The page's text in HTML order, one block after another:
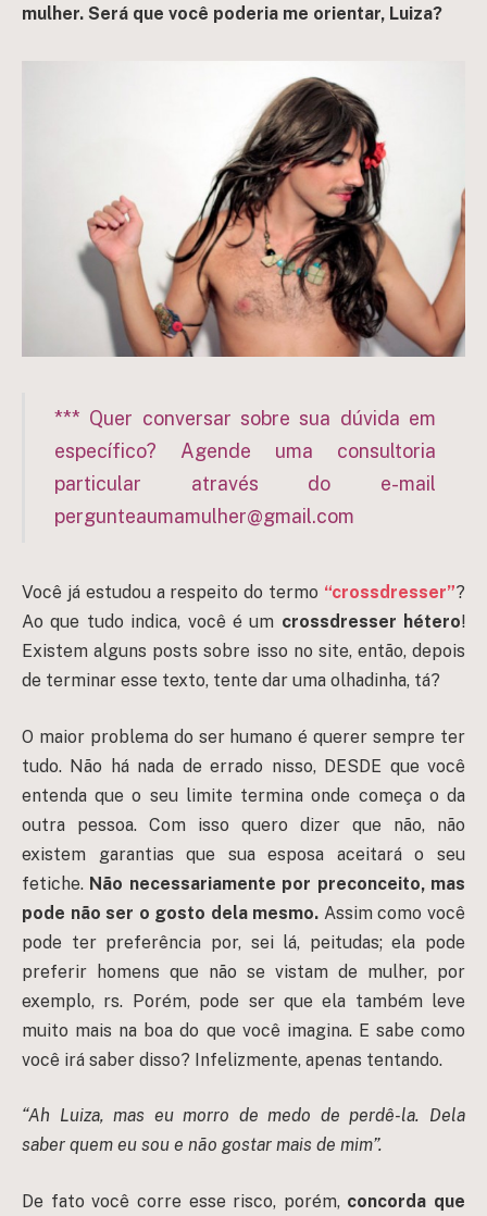
mulher. Será que você poderia me orientar, Luiza?
*** Quer conversar sobre sua dúvida em
específico? Agende uma consultoria
particular através do e-mail
pergunteaumamulher@gmail.com
Você já estudou a respeito do termo “crossdresser”?
Ao que tudo indica, você é um crossdresser hétero!
Existem alguns posts sobre isso no site, então, depois
de terminar esse texto, tente dar uma olhadinha, tá?
O maior problema do ser humano é querer sempre ter
tudo. Não há nada de errado nisso, DESDE que você
entenda que o seu limite termina onde começa o da
outra pessoa. Com isso quero dizer que não, não
existem garantias que sua esposa aceitará o seu
fetiche. Não necessariamente por preconceito, mas
pode não ser o gosto dela mesmo. Assim como você
pode ter preferência por, sei lá, peitudas; ela pode
preferir homens que não se vistam de mulher, por
exemplo, rs. Porém, pode ser que ela também leve
muito mais na boa do que você imagina. E sabe como
você irá saber disso? Infelizmente, apenas tentando.
“Ah Luiza, mas eu morro de medo de perdê-la. Dela
saber quem eu sou e não gostar mais de mim”.
De fato você corre esse risco, porém, concorda que